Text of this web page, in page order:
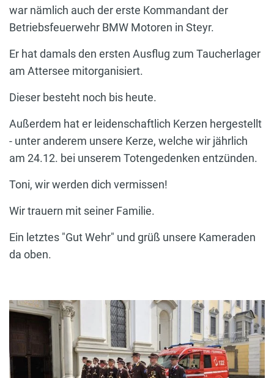
war nämlich auch der erste Kommandant der
Betriebsfeuerwehr BMW Motoren in Steyr.
Er hat damals den ersten Ausflug zum Taucherlager
am Attersee mitorganisiert.
Dieser besteht noch bis heute.
Außerdem hat er leidenschaftlich Kerzen hergestellt
- unter anderem unsere Kerze, welche wir jährlich
am 24.12. bei unserem Totengedenken entzünden.
Toni, wir werden dich vermissen!
Wir trauern mit seiner Familie.
Ein letztes "Gut Wehr" und grüß unsere Kameraden
da oben.